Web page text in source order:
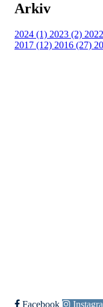
Arkiv
2024 (1) 2023 (2)
2017 (12) 2016 (27)
Facebook